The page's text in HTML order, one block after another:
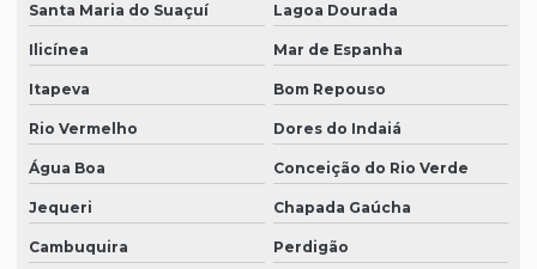
Santa Maria do Suaçuí Lagoa Dourada
Ilicínea Mar de Espanha
Itapeva Bom Repouso
Rio Vermelho Dores do Indaiá
Água Boa Conceição do Rio Verde
Jequeri Chapada Gaúcha
Cambuquira Perdigão